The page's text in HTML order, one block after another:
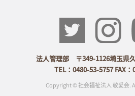
法人管理部 〒349-1126埼玉県
TEL：0480-53-5757 FAX
Copyright © 社会福祉法人 敬愛会.